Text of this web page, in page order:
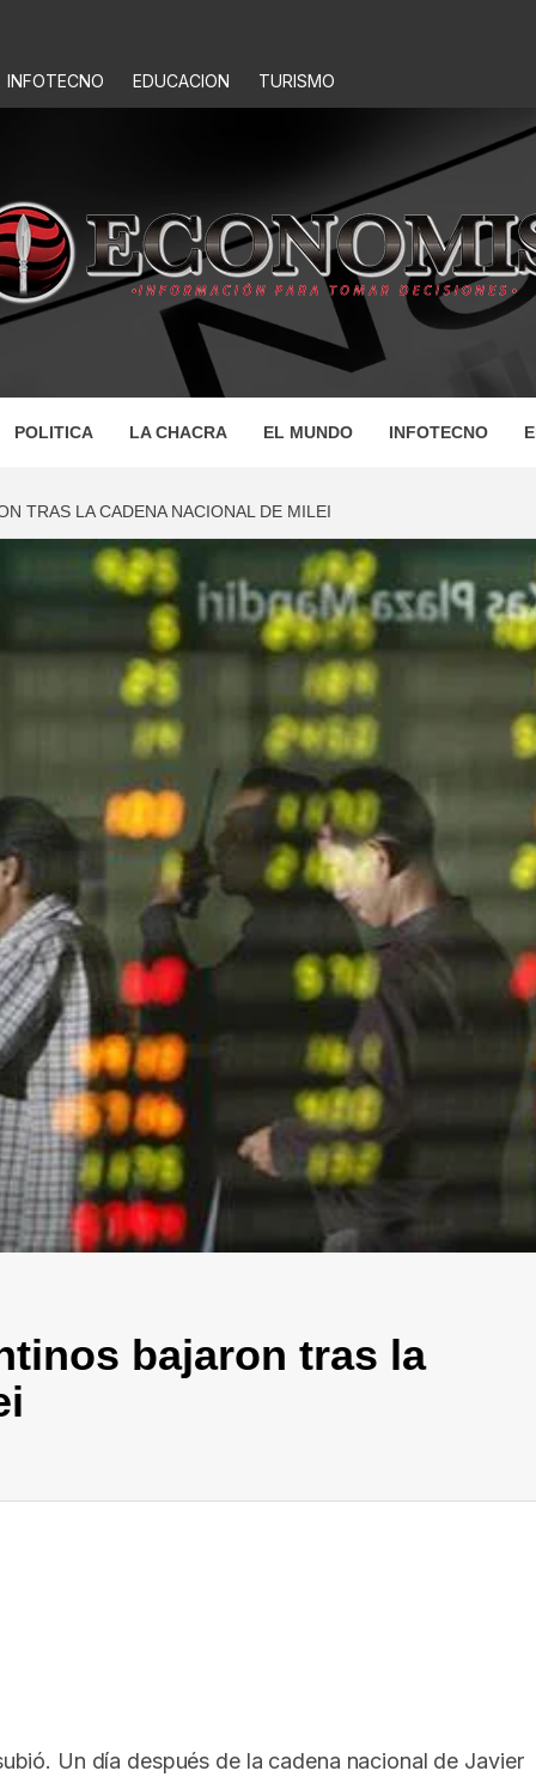
INFOTECNO EDUCACION TURISMO
POLITICA LA CHACRA EL MUNDO INFOTECNO
TRAS LA CADENA NACIONAL DE MILEI
bajaron tras la
Un día después de la cadena nacional de Javier